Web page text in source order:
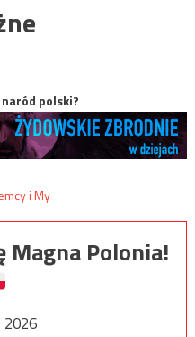
polski?
Magna Polonia!
2026